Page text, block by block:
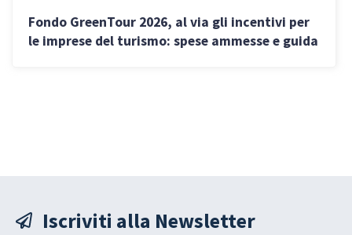
Fondo GreenTour 2026, al via gli incentivi per
le imprese del turismo: spese ammesse e guida
Iscriviti alla Newsletter